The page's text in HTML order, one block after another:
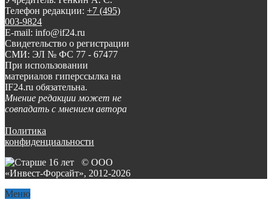
Телефон редакции: +7 (495)
003-9824
E-mail: info@if24.ru
Свидетельство о регистрации
СМИ: ЭЛ № ФС 77 - 67477
При использовании
материалов гиперссылка на
IF24.ru обязательна.
Мнение редакции может не
совпадать с мнением автора
Политика
конфиденциальности
© ООО
«Инвест-Форсайт», 2012-2026
Меню